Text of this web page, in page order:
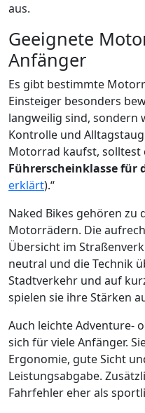
aus.
Geeignete
Anfänger
Es gibt bestimmte
Einsteiger besonders
langweilig sind, sondern
Kontrolle und
Motorrad kaufst, solltest
Führerscheinklasse für
erklärt).“
Naked Bikes gehören zu
Motorrädern. Die
Übersicht im
neutral und die Technik
Stadtverkehr und auf
spielen sie ihre Stärken
Auch leichte Adventure-
sich für viele Anfänger.
Ergonomie, gute Sicht
Leistungsabgabe.
Fahrfehler eher als